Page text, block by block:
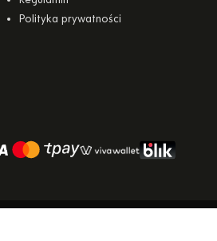
Polityka prywatności